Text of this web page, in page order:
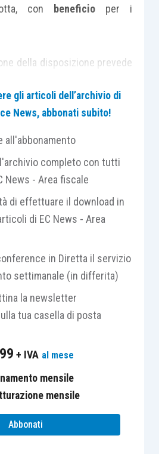
con
beneficio per i
della disposizione prevede
entratenell’ultima o unica
non cautelare
valore della controversia
nella pronuncia di
(in luogo del 50% previsto dal
della conversione);
della controversiain
nella pronuncia di
previsto).
della controversia
pendente iscritto nel primo
gli articoli dell’archivio di
News, abbonati subito!
all'abbonamento
completo con tutti
News - Area fiscale
di effettuare il download in
di EC News - Area
in Diretta il servizio
settimanale (in differita)
la newsletter
tua casella di posta
+ IVA al mese
mensile
mensile
Abbonati